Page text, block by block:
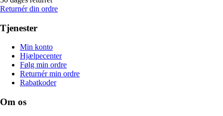
Returnér din ordre
Tjenester
Min konto
Hjælpecenter
Følg min ordre
Returnér min ordre
Rabatkoder
Om os